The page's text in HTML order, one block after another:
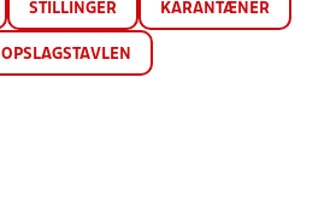
STILLINGER KARANTÆNER
OPSLAGSTAVLEN